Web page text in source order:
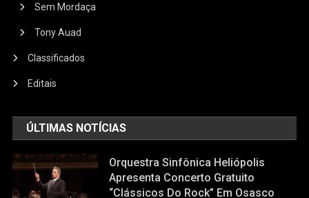
Sem Mordaça
Tony Auad
Classificados
Editais
ÚLTIMAS NOTÍCIAS
Orquestra Sinfônica Heliópolis
Apresenta Concerto Gratuito
“Clássicos Do Rock” Em Osasco